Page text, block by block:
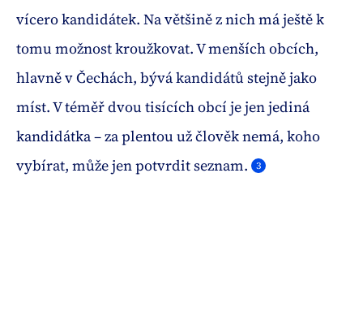
vícero kandidátek. Na většině z nich má ještě k
tomu možnost kroužkovat. V menších obcích,
hlavně v Čechách, bývá kandidátů stejně jako
míst. V téměř dvou tisících obcí je jen jediná
kandidátka – za plentou už člověk nemá, koho
vybírat, může jen potvrdit seznam.
3